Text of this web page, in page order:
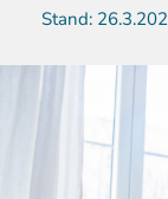
Stand: